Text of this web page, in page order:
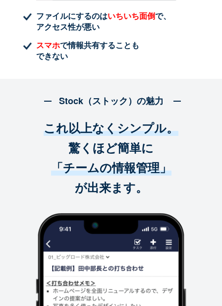
ファイルにするのはいちいち面倒で、
アクセス性が悪い
スマホで情報共有することも
できない
Stock（ストック）の魅力
これ以上なくシンプル。
驚くほど簡単に
「チームの情報管理」
が出来ます。